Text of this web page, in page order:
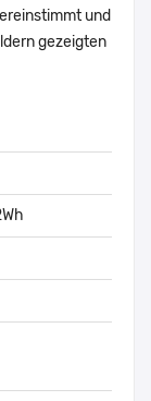
und
gezeigten